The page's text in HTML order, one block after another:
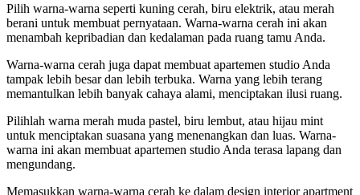
Pilih warna-warna seperti kuning cerah, biru elektrik, atau merah
berani untuk membuat pernyataan. Warna-warna cerah ini akan
menambah kepribadian dan kedalaman pada ruang tamu Anda.
Warna-warna cerah juga dapat membuat apartemen studio Anda
tampak lebih besar dan lebih terbuka. Warna yang lebih terang
memantulkan lebih banyak cahaya alami, menciptakan ilusi ruang.
Pilihlah warna merah muda pastel, biru lembut, atau hijau mint
untuk menciptakan suasana yang menenangkan dan luas. Warna-
warna ini akan membuat apartemen studio Anda terasa lapang dan
mengundang.
Memasukkan warna-warna cerah ke dalam design interior apartment